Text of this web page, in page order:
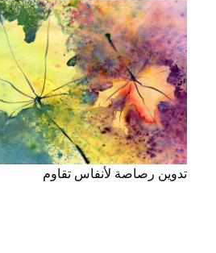
تدوين رصاصة لأنفاس تقاوم